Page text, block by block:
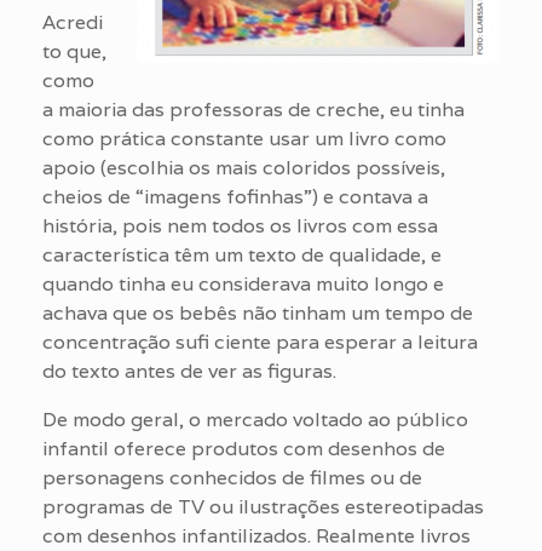
Acredi
to que,
como
a maioria das professoras de creche, eu tinha
como prática constante usar um livro como
apoio (escolhia os mais coloridos possíveis,
cheios de “imagens fofinhas”) e contava a
história, pois nem todos os livros com essa
característica têm um texto de qualidade, e
quando tinha eu considerava muito longo e
achava que os bebês não tinham um tempo de
concentração sufi ciente para esperar a leitura
do texto antes de ver as figuras.
De modo geral, o mercado voltado ao público
infantil oferece produtos com desenhos de
personagens conhecidos de filmes ou de
programas de TV ou ilustrações estereotipadas
com desenhos infantilizados. Realmente livros